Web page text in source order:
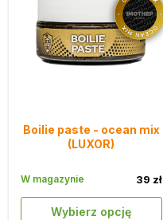
Boilie paste - ocean mix
(LUXOR)
Wybierz opcję
39 zł
W magazynie